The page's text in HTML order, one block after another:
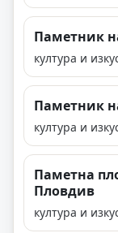
Паметник
култура и
Паметник
култура и
Паметна
Пловдив
култура и